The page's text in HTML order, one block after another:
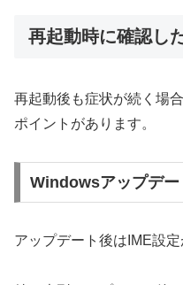
再起動時に確認し
再起動後も症状が続く場
ポイントがあります。
Windowsアップデー
アップデート後はIME設